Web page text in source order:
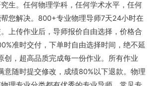
生。任何物理学科，任何学术水平，任何
您解决。800+专业物理导师7天24小时在
上传作业后，导师报价自由选择，价格合
准时交付，下单时自由选择时间，绝不延
创，超高品质完成每一份作业。所有作业
意随时提交修改，成绩80%以下退款。物理